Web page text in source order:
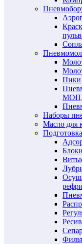
Пики
МОП,
Наборы
Масло для